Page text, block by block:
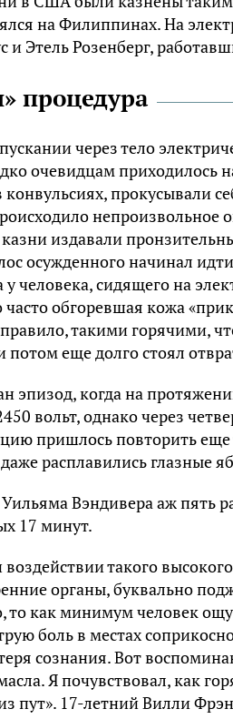
на Филиппинах. На
Этель Розенберг,
процедура
через тело
очевидцам
конвульсиях, прокусывали
издавали
осужденного начинал
человека, сидящего на
обгоревшая кожа
такими горячими,
еще долго стоял
эпизод, когда на
вольт, однако через
пришлось повторить
расплавились глазные
Вэндивера аж пять
17 минут.
такого
органы, буквально
то как минимум человек
боль в местах
сознания. Вот
Я почувствовал, как
пут». 17-летний Вилли